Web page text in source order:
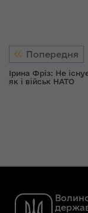
Попередня
Ірина Фріз: Не
як і військ НАТО